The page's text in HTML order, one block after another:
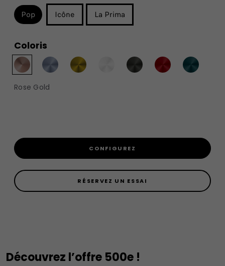
Pop Icône La Prima
Coloris
Rose Gold
CONFIGUREZ
RÉSERVEZ UN ESSAI
Découvrez l’offre 500e !